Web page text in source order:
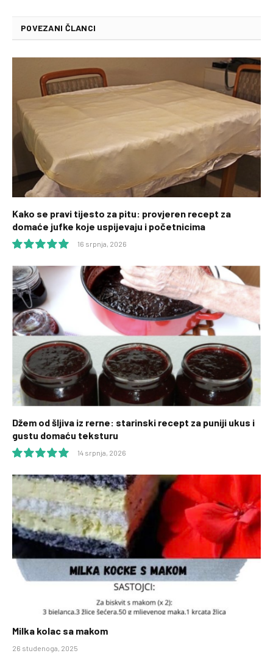
POVEZANI ČLANCI
Kako se pravi tijesto za pitu: provjeren recept za
domaće jufke koje uspijevaju i početnicima
10.0
16 srpnja, 2026
Džem od šljiva iz rerne: starinski recept za puniji ukus i
gustu domaću teksturu
10.0
14 srpnja, 2026
Milka kolac sa makom
26 studenoga, 2025